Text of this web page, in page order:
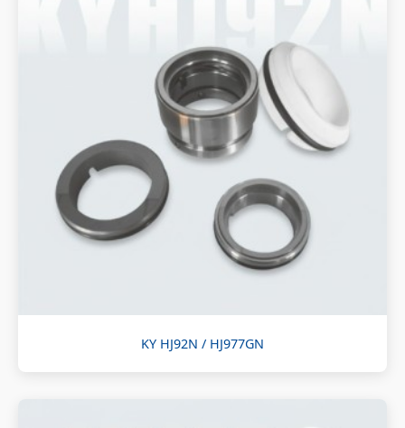
KY HJ92N / HJ977GN